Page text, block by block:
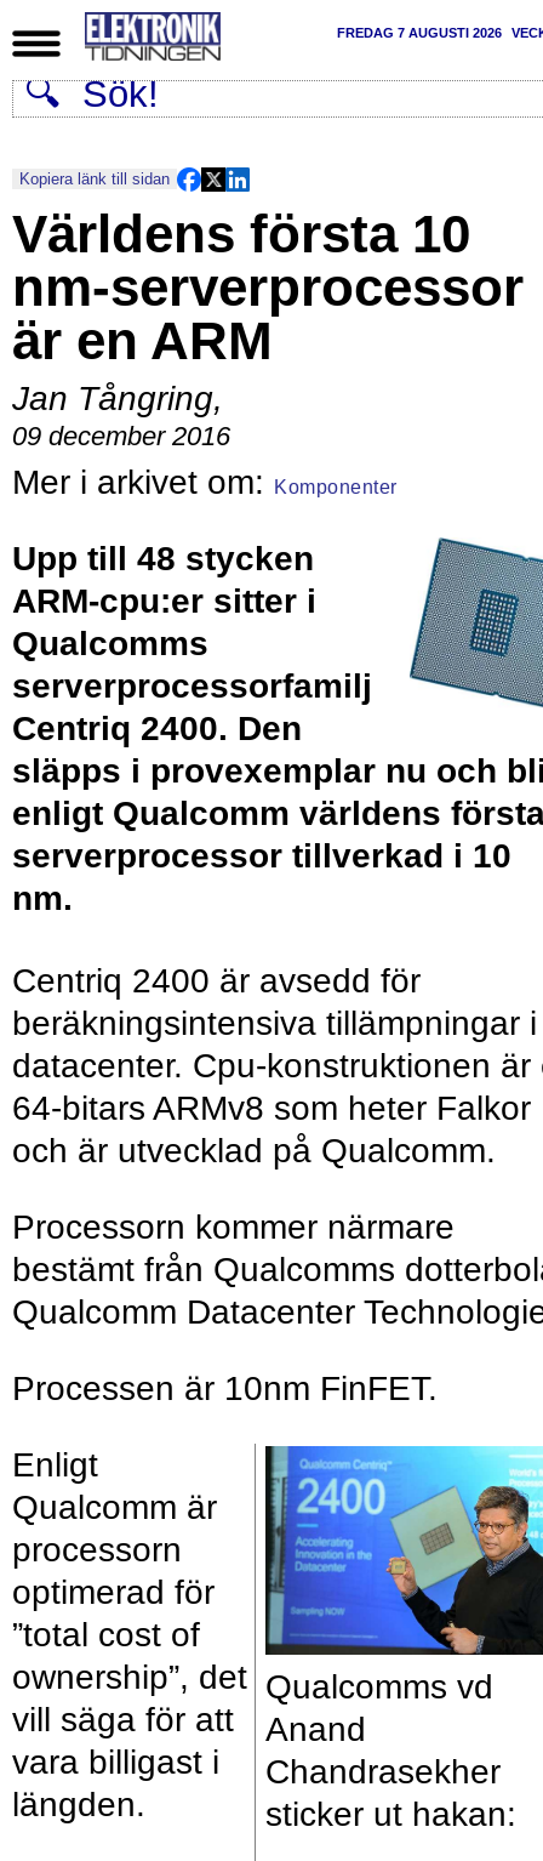
FREDAG 7 AUGUSTI 2026
Kopiera länk till sidan
Världens första 10
nm-serverprocessor
är en ARM
Jan Tångring,
09 december 2016
Komponenter
Upp till 48 stycken
ARM-cpu:er sitter i
Qualcomms
serverprocessorfamilj
Centriq 2400. Den
släpps i provexemplar nu och
enligt Qualcomm världens
serverprocessor tillverkad i 10
nm.
Centriq 2400 är avsedd för
beräkningsintensiva tillämpningar i
datacenter. Cpu-konstruktionen är
64-bitars ARMv8 som heter Falkor
och är utvecklad på Qualcomm.
Processorn kommer närmare
bestämt från Qualcomms
Qualcomm Datacenter
Processen är 10nm FinFET.
Qualcomms vd
Anand
Chandrasekher
sticker ut hakan:
Enligt
Qualcomm är
processorn
optimerad för
”total cost of
ownership”, det
vill säga för att
vara billigast i
längden.